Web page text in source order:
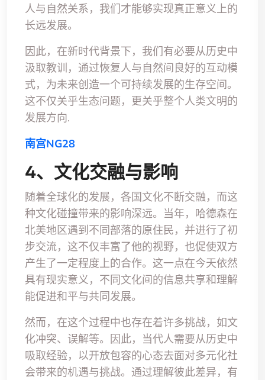
人与自然关系，我们才能够实现真正意义上的
长远发展。
因此，在新时代背景下，我们有必要从历史中
汲取教训，通过恢复人与自然间良好的互动模
式，为未来创造一个可持续发展的生存空间。
这不仅关乎生态问题，更关乎整个人类文明的
发展方向.
南宫NG28
4、文化交融与影响
随着全球化的发展，各国文化不断交融，而这
种文化碰撞带来的影响深远。当年，哈德森在
北美地区遇到不同部落的原住民，并进行了初
步交流，这不仅丰富了他的视野，也促使双方
产生了一定程度上的合作。这一点在今天依然
具有现实意义，不同文化间的信息共享和理解
能促进和平与共同发展。
然而，在这个过程中也存在着许多挑战，如文
化冲突、误解等。因此，当代人需要从历史中
吸取经验，以开放包容的心态去面对多元化社
会带来的机遇与挑战。通过理解彼此差异，有